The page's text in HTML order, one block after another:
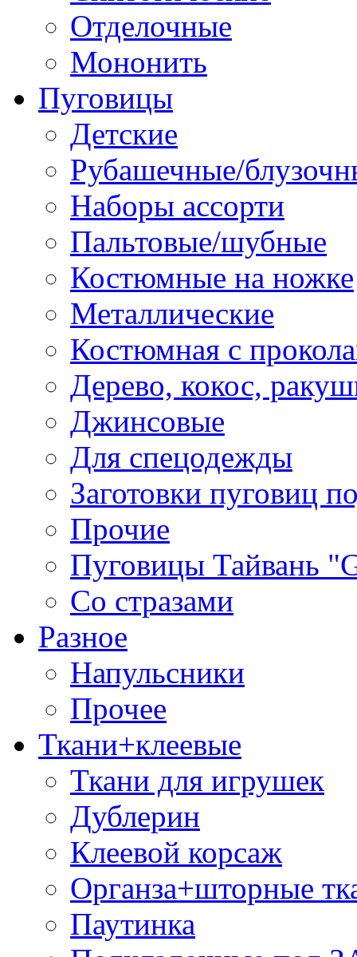
Отделочные
Мононить
Пуговицы
Детские
Рубашечные/
Наборы ассорти
Пальтовые/шубные
Костюмные на ножке
Металлические
Костюмная с
Дерево, кокос,
Джинсовые
Для спецодежды
Заготовки пуговиц
Прочие
Пуговицы Тайвань
Со стразами
Разное
Напульсники
Прочее
Ткани+клеевые
Ткани для игрушек
Дублерин
Клеевой корсаж
Органза+шторные
Паутинка